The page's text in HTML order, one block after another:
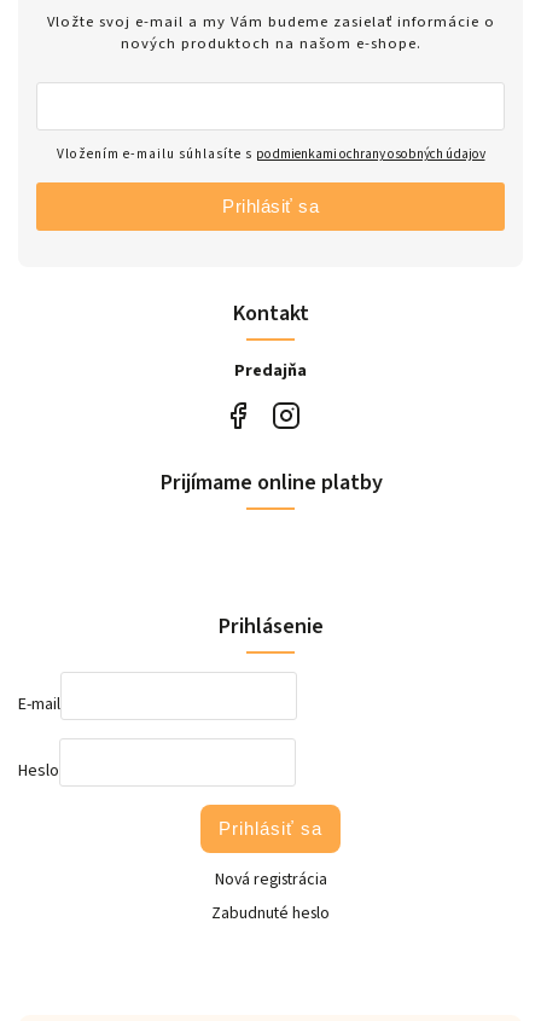
Kontakt
Predajňa
Vložte svoj e-mail a my Vám budeme zasielať informácie o
nových produktoch na našom e-shope.
Vložením e-mailu súhlasíte s podmienkami ochrany osobných údajov
Prihlásiť sa
Prijímame online platby
Prihlásenie
E-mail
Heslo
Prihlásiť sa
Nová registrácia
Zabudnuté heslo